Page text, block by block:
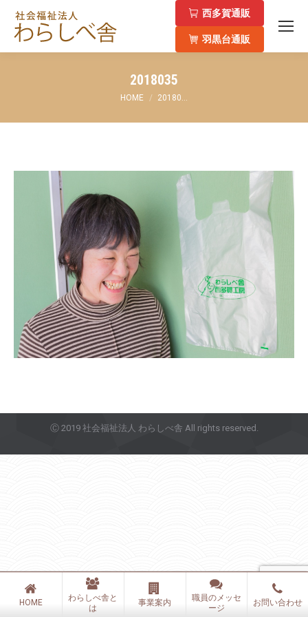
西多賀通販
羽黒台通販
2018035
You are here:
HOME 20180…
Ⓒ 2019 社会福祉法人 わらしべ舎 All rights reserved.
HOME
わらしべ舎と
は
事業案内
職員のメッセ
ージ
お問い合わせ